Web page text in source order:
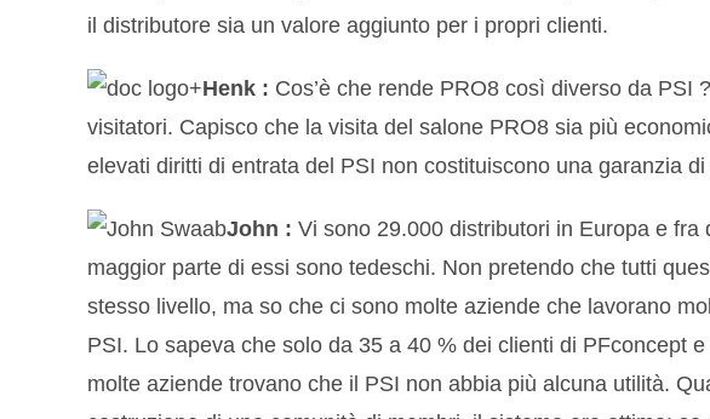
il distributore sia un valore aggiunto per i propri clienti.
Henk : Cos’è che rende PRO8 così diverso da PSI
visitatori. Capisco che la visita del salone PRO8 sia più
elevati diritti di entrata del PSI non costituiscono una garanzia di
John : Vi sono 29.000 distributori in Europa e
maggior parte di essi sono tedeschi. Non pretendo che tutti
stesso livello, ma so che ci sono molte aziende che lavorano
PSI. Lo sapeva che solo da 35 a 40 % dei clienti di PFconcept
molte aziende trovano che il PSI non abbia più alcuna utilità.